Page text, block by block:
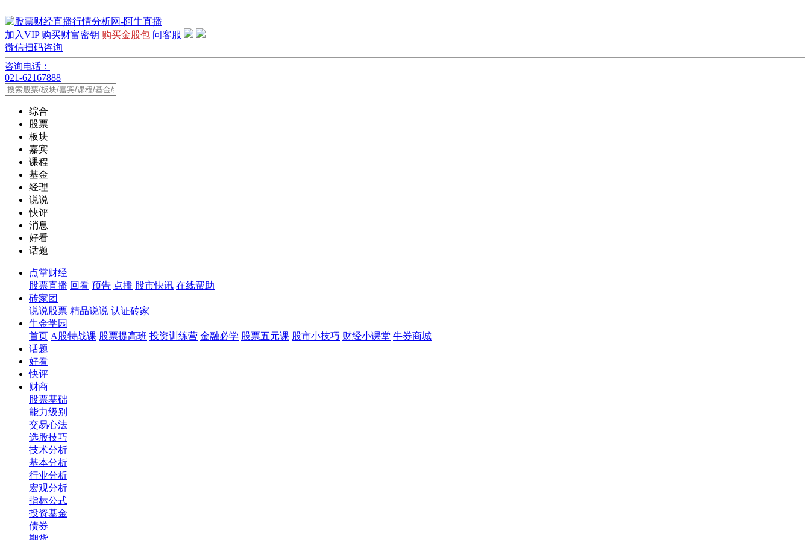
加入VIP 购买财富密钥 购买金股包 问客服
微信扫码咨询
咨询电话：
021-62167888
综合
股票
板块
嘉宾
课程
基金
经理
说说
快评
消息
好看
话题
点掌财经
股票直播 回看 预告 点播 股市快讯 在线帮助
砖家团
说说股票 精品说说 认证砖家
牛金学园
首页 A股特战课 股票提高班 投资训练营 金融必学 股票五元课 股市小技巧 财经小课堂 牛券商城
话题
好看
快评
财商
股票基础
能力级别
交易心法
选股技巧
技术分析
基本分析
行业分析
宏观分析
指标公式
投资基金
债券